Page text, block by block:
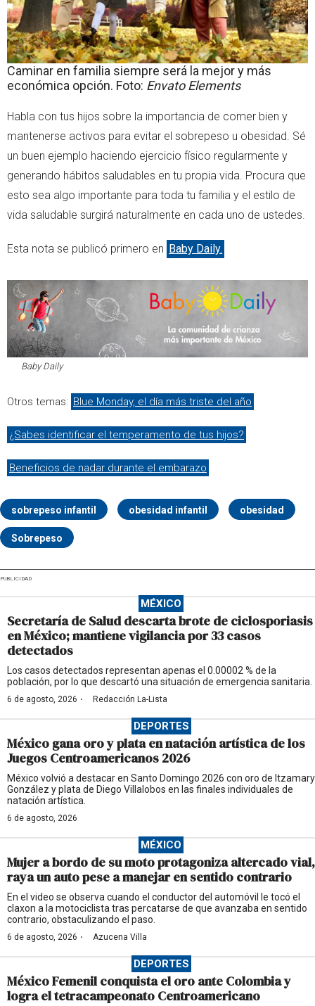
Caminar en familia siempre será la mejor y más
económica opción. Foto: Envato Elements
Habla con tus hijos sobre la importancia de comer bien y
mantenerse activos para evitar el sobrepeso u obesidad. Sé
un buen ejemplo haciendo ejercicio físico regularmente y
generando hábitos saludables en tu propia vida. Procura que
esto sea algo importante para toda tu familia y el estilo de
vida saludable surgirá naturalmente en cada uno de ustedes.
Esta nota se publicó primero en Baby Daily.
Baby Daily
Otros temas: Blue Monday, el día más triste del año
¿Sabes identificar el temperamento de tus hijos?
Beneficios de nadar durante el embarazo
sobrepeso infantil obesidad infantil obesidad
Sobrepeso
PUBLICIDAD
MÉXICO
Secretaría de Salud descarta brote de ciclosporiasis
en México; mantiene vigilancia por 33 casos
detectados
Los casos detectados representan apenas el 0.00002 % de la
población, por lo que descartó una situación de emergencia sanitaria.
6 de agosto, 2026 · Redacción La-Lista
DEPORTES
México gana oro y plata en natación artística de los
Juegos Centroamericanos 2026
México volvió a destacar en Santo Domingo 2026 con oro de Itzamary
González y plata de Diego Villalobos en las finales individuales de
natación artística.
6 de agosto, 2026
MÉXICO
Mujer a bordo de su moto protagoniza altercado vial,
raya un auto pese a manejar en sentido contrario
En el video se observa cuando el conductor del automóvil le tocó el
claxon a la motociclista tras percatarse de que avanzaba en sentido
contrario, obstaculizando el paso.
6 de agosto, 2026 · Azucena Villa
DEPORTES
México Femenil conquista el oro ante Colombia y
logra el tetracampeonato Centroamericano